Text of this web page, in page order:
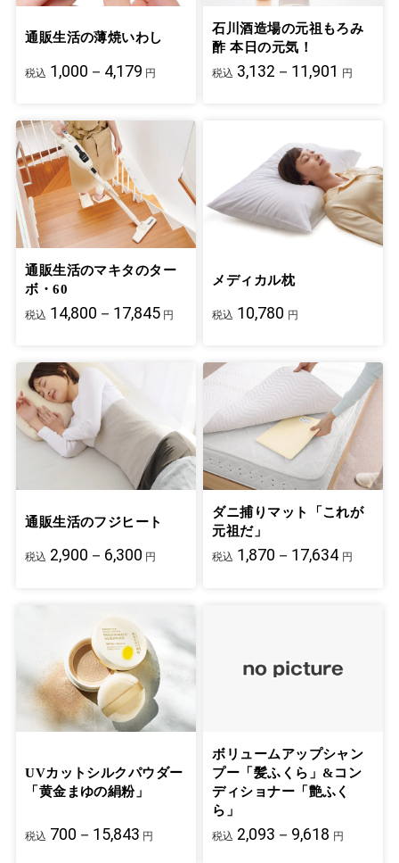
通販生活の薄焼いわし
税込 1,000－4,179 円
石川酒造場の元祖もろみ
酢 本日の元気！
税込 3,132－11,901 円
通販生活のマキタのター
ボ・60
税込 14,800－17,845 円
メディカル枕
税込 10,780 円
通販生活のフジヒート
税込 2,900－6,300 円
ダニ捕りマット「これが
元祖だ」
税込 1,870－17,634 円
UVカットシルクパウダー
「黄金まゆの絹粉」
税込 700－15,843 円
ボリュームアップシャン
プー「髪ふくら」&コン
ディショナー「艶ふく
ら」
税込 2,093－9,618 円